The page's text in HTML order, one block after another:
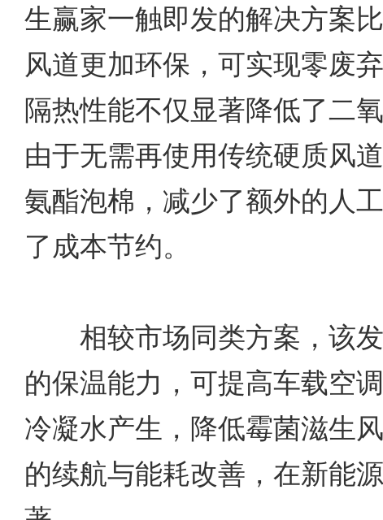
生赢家一触即发的解决方案
风道更加环保，可实现零废
隔热性能不仅显著降低了二
由于无需再使用传统硬质风
氨酯泡棉，减少了额外的人
了成本节约。
相较市场同类方案，该发
的保温能力，可提高车载空
冷凝水产生，降低霉菌滋生
的续航与能耗改善，在新能